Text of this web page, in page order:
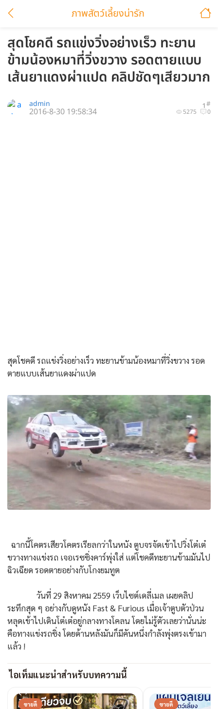
ภาพสัตว์เลี้ยงน่ารัก
สุดโชคดี รถแข่งวิ่งอย่างเร็ว ทะยาน
ข้ามน้องหมาที่วิ่งขวาง รอดตายแบบ
เส้นยาแดงผ่าแปด คลิปชัดๆเสียวมาก
1#
admin
5275 0
2016-8-30 19:58:34
สุดโชคดี รถแข่งวิ่งอย่างเร็ว ทะยานข้ามน้องหมาที่วิ่งขวาง รอด
ตายแบบเส้นยาแดงผ่าแปด
ฉากนี้โคตรเสียวโคตรเรียลกว่าในหนัง ตูบจรจัดเข้าไปวิ่งโต๋เต๋
ขวางทางแข่งรถ เจอเรซซิ่งคาร์พุ่งใส่ แต่โชคดีทะยานข้ามมันไป
ฉิวเฉียด รอดตายอย่างกับโกงยมทูต
วันที่ 29 สิงหาคม 2559 เว็บไซต์เดลี่เมล เผยคลิป
ระทึกสุด ๆ อย่างกับดูหนัง Fast & Furious เมื่อเจ้าตูบตัวป่วน
หลุดเข้าไปเดินโต๋เต๋อยู่กลางทางโคลน โดยไม่รู้ตัวเลยว่านั่นน่ะ
คือทางแข่งรถซิ่ง โดยด้านหลังมันก็มีคันหนึ่งกำลังพุ่งตรงเข้ามา
แล้ว !
ไอเท็มแนะนำสำหรับบทความนี้
ขายดี ขายดี